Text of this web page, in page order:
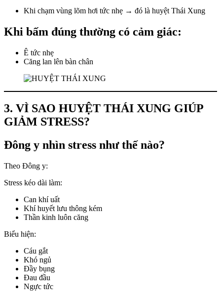
Khi chạm vùng lõm hơi tức nhẹ → đó là huyệt Thái Xung
Khi bấm đúng thường có cảm giác:
Ê tức nhẹ
Căng lan lên bàn chân
3. VÌ SAO HUYỆT THÁI XUNG GIÚP
GIẢM STRESS?
Đông y nhìn stress như thế nào?
Theo Đông y:
Stress kéo dài làm:
Can khí uất
Khí huyết lưu thông kém
Thần kinh luôn căng
Biểu hiện:
Cáu gắt
Khó ngủ
Đầy bụng
Đau đầu
Ngực tức